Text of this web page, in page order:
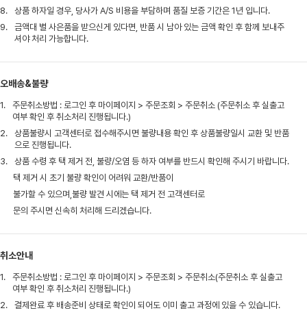
8.
상품 하자일 경우, 당사가 A/S 비용을 부담하며 품질 보증 기간은 1년 입니다.
9.
금액대 별 사은품을 받으신게 있다면, 반품 시 남아 있는 금액 확인 후 함께 보내주
셔야 처리 가능합니다.
오배송&불량
1.
주문취소방법 : 로그인 후 마이페이지 > 주문조회 > 주문취소 (주문취소 후 실출고
여부 확인 후 취소처리 진행됩니다.)
2.
상품불량시 고객센터로 접수해주시면 불량내용 확인 후 상품불량일시 교환 및 반품
으로 진행됩니다.
3.
상품 수령 후 택 제거 전, 불량/오염 등 하자 여부를 반드시 확인해 주시기 바랍니다.
택 제거 시 초기 불량 확인이 어려워 교환/반품이
불가할 수 있으며,불량 발견 시에는 택 제거 전 고객센터로
문의 주시면 신속히 처리해 드리겠습니다.
취소안내
1.
주문취소방법 : 로그인 후 마이페이지 > 주문조회 > 주문취소(주문취소 후 실출고
여부 확인 후 취소처리 진행됩니다.)
2.
결제완료 후 배송준비 상태로 확인이 되어도 이미 출고 과정에 있을 수 있습니다.